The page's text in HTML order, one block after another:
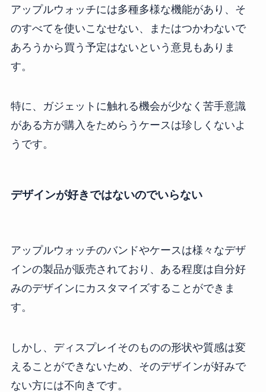
アップルウォッチには多種多様な機能があり、そ
のすべてを使いこなせない、またはつかわないで
あろうから買う予定はないという意見もありま
す。
特に、ガジェットに触れる機会が少なく苦手意識
がある方が購入をためらうケースは珍しくないよ
うです。
デザインが好きではないのでいらない
アップルウォッチのバンドやケースは様々なデザ
インの製品が販売されており、ある程度は自分好
みのデザインにカスタマイズすることができま
す。
しかし、ディスプレイそのものの形状や質感は変
えることができないため、そのデザインが好みで
ない方には不向きです。